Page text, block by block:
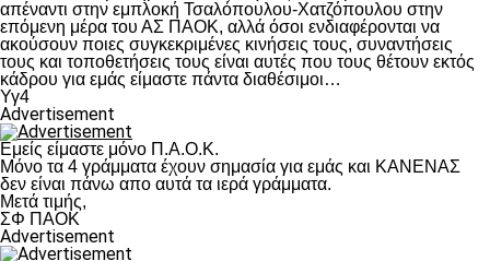
απέναντι στην εμπλοκή Τσαλόπουλου-Χατζόπουλου στην
επόμενη μέρα του ΑΣ ΠΑΟΚ, αλλά όσοι ενδιαφέρονται να
ακούσουν ποιες συγκεκριμένες κινήσεις τους, συναντήσεις
τους και τοποθετήσεις τους είναι αυτές που τους θέτουν εκτός
κάδρου για εμάς είμαστε πάντα διαθέσιμοι…
Υγ4
Advertisement
Εμείς είμαστε μόνο Π.Α.Ο.Κ.
Μόνο τα 4 γράμματα έχουν σημασία για εμάς και ΚΑΝΕΝΑΣ
δεν είναι πάνω απο αυτά τα ιερά γράμματα.
Μετά τιμής,
ΣΦ ΠΑΟΚ
Advertisement